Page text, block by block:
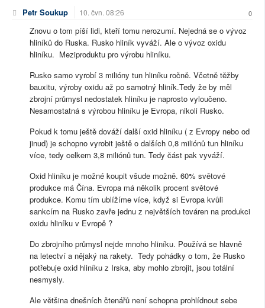
Petr Soukup 10. čvn. 08:26 0
Znovu o tom píší lidi, kteří tomu nerozumí. Nejedná se o vývoz
hliníků do Ruska. Rusko hliník vyváží. Ale o vývoz oxidu
hliníku. Meziproduktu pro výrobu hliníku.
Rusko samo vyrobí 3 milióny tun hliníku ročně. Včetně těžby
bauxitu, výroby oxidu až po samotný hliník.Tedy že by měl
zbrojní průmysl nedostatek hliníku je naprosto vyloučeno.
Nesamostatná s výrobou hliníku je Evropa, nikoli Rusko.
Pokud k tomu ještě dováží další oxid hliníku ( z Evropy nebo od
jinud) je schopno vyrobit ještě o dalších 0,8 miliónů tun hliníku
více, tedy celkem 3,8 miliónů tun. Tedy část pak vyváží.
Oxid hliníku je možné koupit všude možně. 60% světové
produkce má Čína. Evropa má několik procent světové
produkce. Komu tím ublížíme více, když si Evropa kvůli
sankcím na Rusko zavře jednu z největších továren na produkci
oxidu hliníku v Evropě ?
Do zbrojního průmysl nejde mnoho hliníku. Používá se hlavně
na letectví a nějaký na rakety. Tedy pohádky o tom, že Rusko
potřebuje oxid hliníku z Irska, aby mohlo zbrojit, jsou totální
nesmysly.
Ale většina dnešních čtenářů není schopna prohlídnout sebe